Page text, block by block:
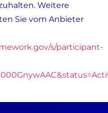
Weitere
Sie vom Anbieter
s/participant-